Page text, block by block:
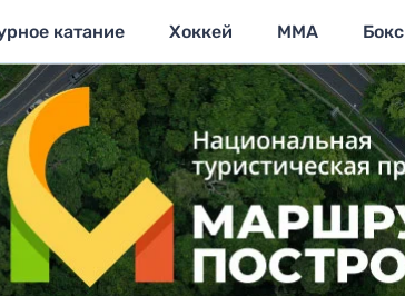
катание Хоккей MMA Бокс